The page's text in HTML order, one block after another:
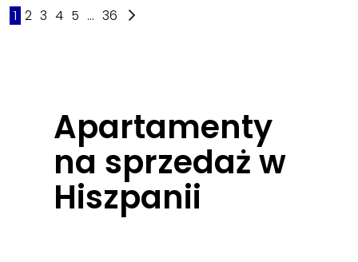
1 2 3 4 5 ... 36
Apartamenty
na sprzedaż w
Hiszpanii